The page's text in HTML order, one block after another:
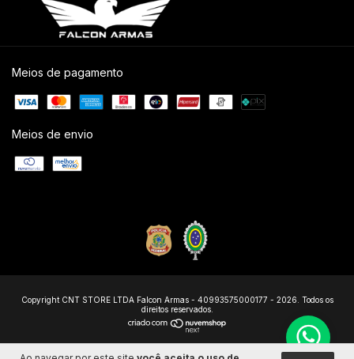
Meios de pagamento
Meios de envio
Copyright CNT STORE LTDA Falcon Armas - 40993575000177 - 2026. Todos os
direitos reservados.